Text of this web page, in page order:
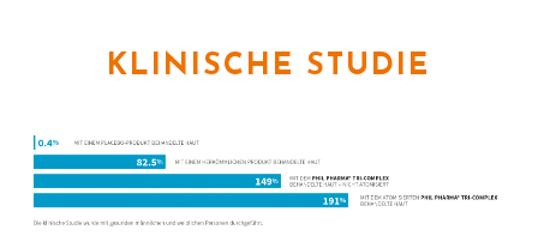
KLINISCHE STUDIE